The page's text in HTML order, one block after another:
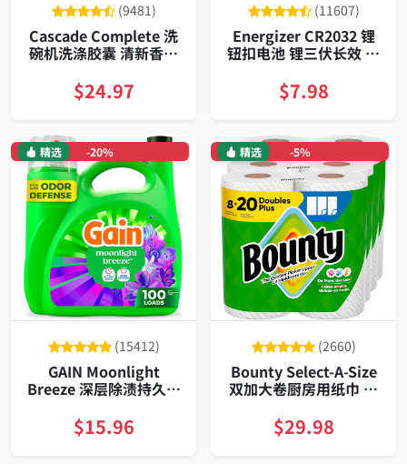
(9481)
Cascade Complete 洗
碗机洗涤胶囊 清新香型
$24.97
(11607)
Energizer CR2032 锂
钮扣电池 锂三伏长效 存
适配AirTag钥匙遥控器
$7.98
-20%
精选
(15412)
GAIN Moonlight
Breeze 深层除渍持久香
HE洗衣机冷水高效去渍
持久留香六周效果
$15.96
-5%
精选
(2660)
Bounty Select-A-Size
双加大卷厨房用纸巾 八
吸收耐湿不易破
$29.98